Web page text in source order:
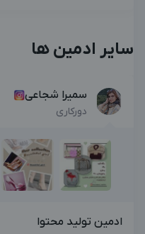
سایر ادمین ها
سمیرا شجاعی
دورکاری
ادمین تولید محتوا